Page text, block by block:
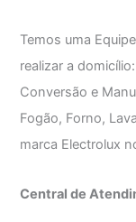
Temos uma
realizar a
Conversão e
Fogão, Forno,
marca Electrolux
Central de